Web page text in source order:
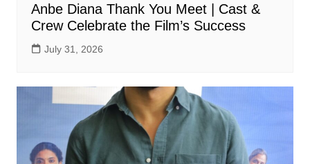
Anbe Diana Thank You Meet | Cast &
Crew Celebrate the Film’s Success
July 31, 2026